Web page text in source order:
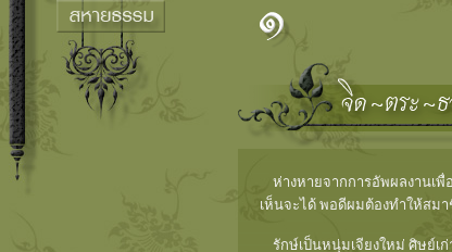
ห่างหายจากการอัพผลงานเ
เห็นจะได้ พอดีผมต้องทำให้สม
รักษ์เป็นหนุ่มเจียงใหม่ ศิษย์เก่